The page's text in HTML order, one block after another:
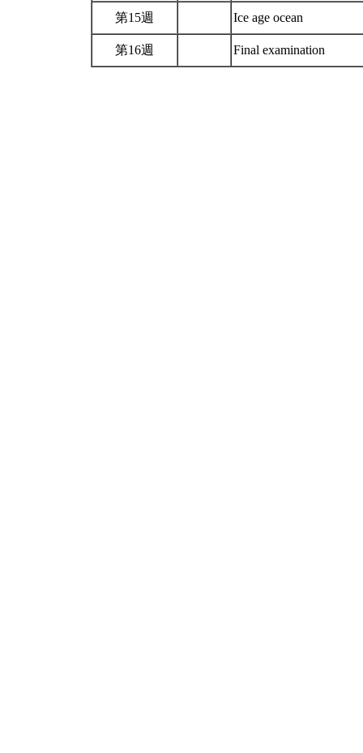
第15週 Ice age ocean
第16週 Final examination